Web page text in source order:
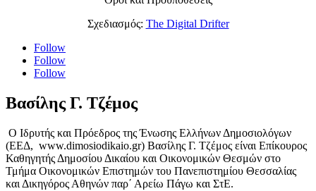
Σχεδιασμός: The Digital Drifter
Follow
Follow
Follow
Βασίλης Γ. Τζέμος
Ο Ιδρυτής και Πρόεδρος της Ένωσης Ελλήνων Δημοσιολόγων
(ΕΕΔ, www.dimosiodikaio.gr) Βασίλης Γ. Τζέμος είναι Επίκουρος
Καθηγητής Δημοσίου Δικαίου και Οικονομικών Θεσμών στο
Τμήμα Οικονομικών Επιστημών του Πανεπιστημίου Θεσσαλίας
και Δικηγόρος Αθηνών παρ΄ Αρείω Πάγω και ΣτΕ.